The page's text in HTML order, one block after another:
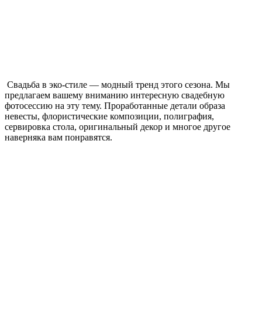
Свадьба в эко-стиле — модный тренд этого сезона. Мы
предлагаем вашему вниманию интересную свадебную
фотосессию на эту тему. Проработанные детали образа
невесты, флористические композиции, полиграфия,
сервировка стола, оригинальный декор и многое другое
наверняка вам понравятся.